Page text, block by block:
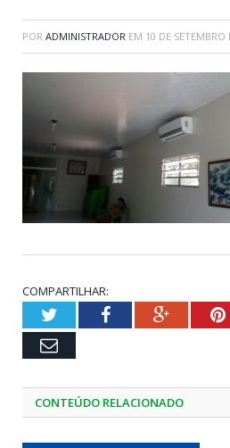
POR ADMINISTRADOR EM 10 DE SETEMBRO
COMPARTILHAR:
TwitterFacebookGoogle+
Email
CONTEÚDO RELACIONADO